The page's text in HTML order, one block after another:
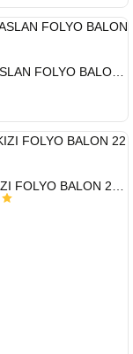
AYAKLI ASLAN FOLYO BALON 41*58
DENİZ KIZI FOLYO BALON 22 İNÇ